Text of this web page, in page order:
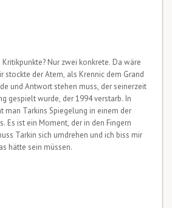
Nur zwei konkrete. Da wäre
stockte der Atem, als Krennic dem Grand
und Antwort stehen muss, der seinerzeit
gespielt wurde, der 1994 verstarb. In
man Tarkins Spiegelung in einem der
Es ist ein Moment, der in den Fingern
Tarkin sich umdrehen und ich biss mir
hätte sein müssen.